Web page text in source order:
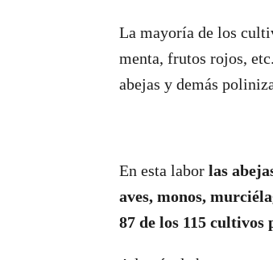
La mayoría de los
menta, frutos rojos,
abejas y demás
En esta labor las
aves, monos,
87 de los 115